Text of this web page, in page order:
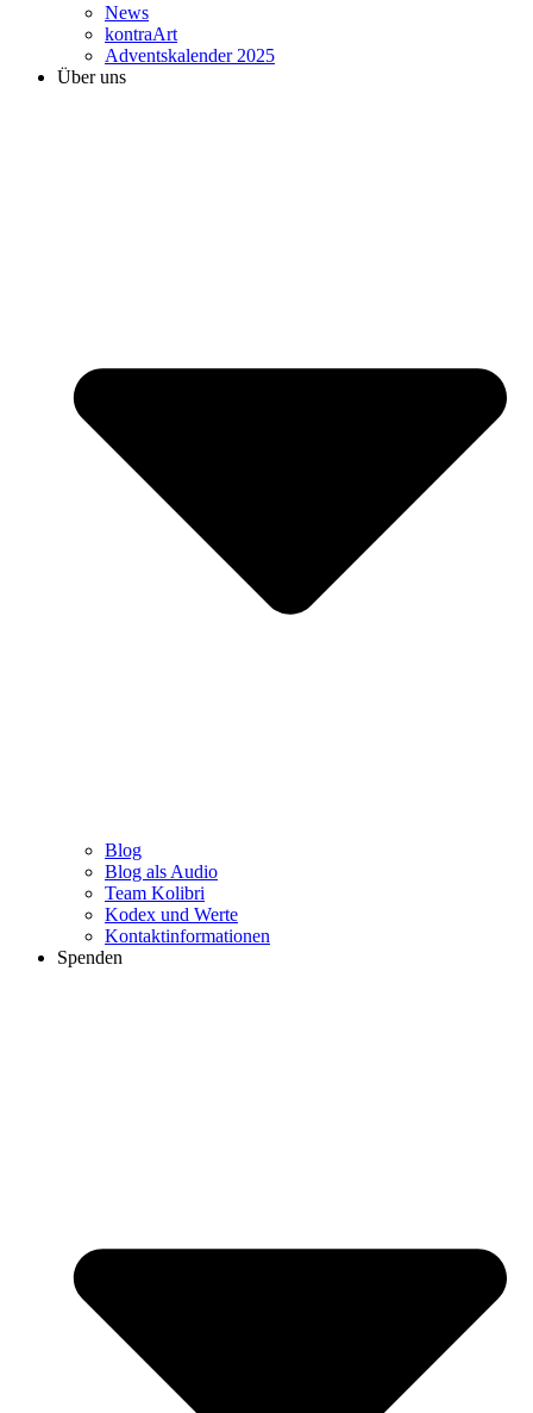
News
kontraArt
Adventskalender 2025
Über uns
Blog
Blog als Audio
Team Kolibri
Kodex und Werte
Kontaktinformationen
Spenden